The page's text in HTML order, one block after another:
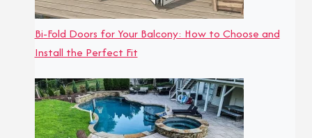
Bi-Fold Doors for Your Balcony: How to Choose and
Install the Perfect Fit